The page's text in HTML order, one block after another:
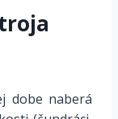
dobe naberá